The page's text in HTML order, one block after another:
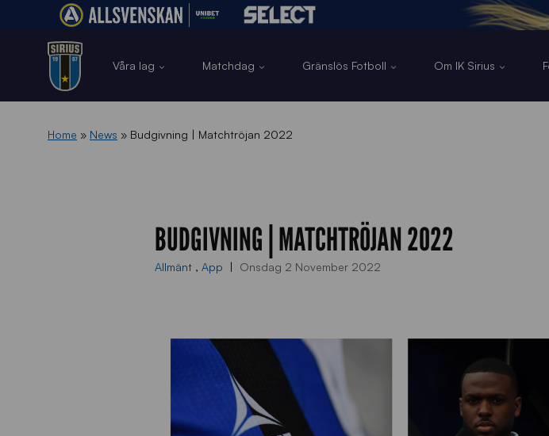
Våra lag Matchdag Gränslös Fotboll Om IK Sirius
Home » News » Budgivning | Matchtröjan 2022
BUDGIVNING | MATCHTRÖJAN 2022
Allmänt , App Onsdag 2 November 2022